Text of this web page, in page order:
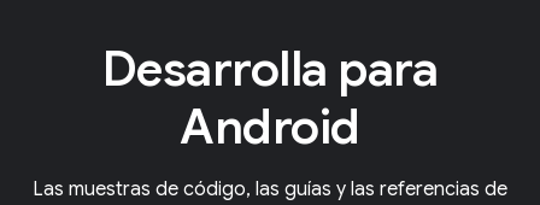
Desarrolla para
Android
Las muestras de código, las guías y las referencias de